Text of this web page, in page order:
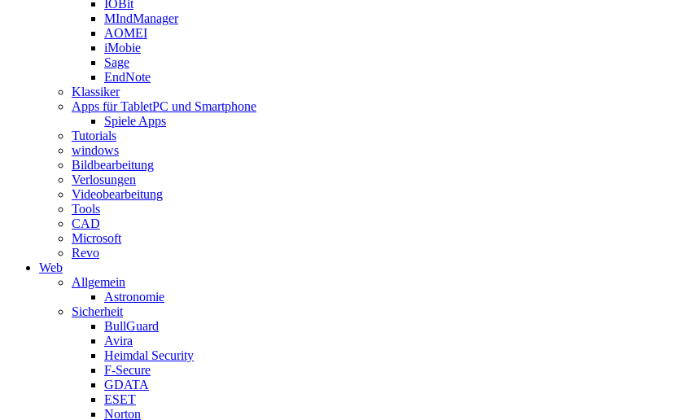
IOBit
MIndManager
AOMEI
iMobie
Sage
EndNote
Klassiker
Apps für TabletPC und Smartphone
Spiele Apps
Tutorials
windows
Bildbearbeitung
Verlosungen
Videobearbeitung
Tools
CAD
Microsoft
Revo
Web
Allgemein
Astronomie
Sicherheit
BullGuard
Avira
Heimdal Security
F-Secure
GDATA
ESET
Norton